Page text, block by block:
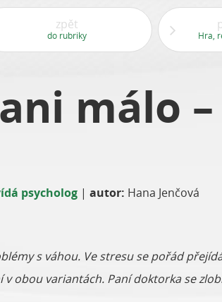
zpět
do rubriky
málo
psycholog | autor: Hana Jenčová
s váhou. Ve stresu se pořád
obou variantách. Paní doktorka se